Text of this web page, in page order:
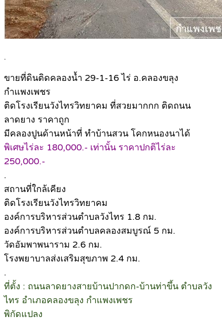
.
ขายที่ดินติดคลองน้ำ 29-1-16 ไร่ อ.คลองขลุง
กำแพงเพชร
ติดโรงเรียนวังไทรวิทยาคม ที่สวยมากกก ติดถนน
ลาดยาง ราคาถูก
มีคลองปูนด้านหน้าที่ ทำบ้านสวน โคกหนองนาได้
พิเศษไร่ละ 180,000.- เท่านั้น ราคาปกติไร่ละ
250,000.-
.
สถานที่ใกล้เคียง
ติดโรงเรียนวังไทรวิทยาคม
องค์การบริหารส่วนตำบลวังไทร 1.8 กม.
องค์การบริหารส่วนตำบลคลองสมบูรณ์ 5 กม.
วัดอัมพาพนาราม 2.6 กม.
โรงพยาบาลส่งเสริมสุขภาพ 2.4 กม.
.
ที่ตั้ง : ถนนลาดยางสายบ้านปากดก-บ้านท่าขึ้น ตำบลวัง
ไทร อำเภอคลองขลุง กำแพงเพชร
พิกัดแปลง